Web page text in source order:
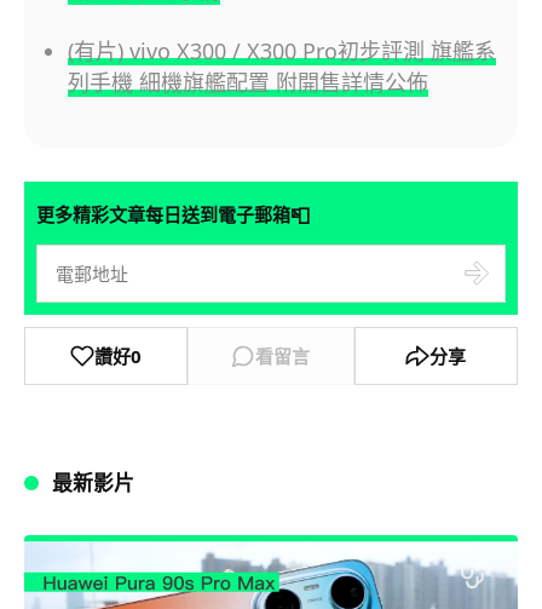
(有片) vivo X300 / X300 Pro初步評測 旗艦系
列手機 細機旗艦配置 附開售詳情公佈
更多精彩文章每日送到電子郵箱📮
讚好0 看留言 分享
最新影片